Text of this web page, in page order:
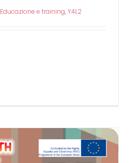
Educazione e training,Y4L2